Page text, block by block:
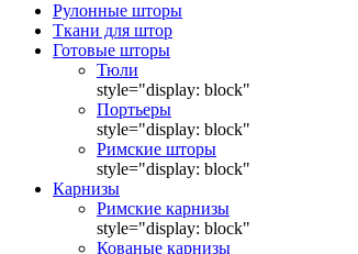
Рулонные шторы
Ткани для штор
Готовые шторы
Тюли
style="display: block"
Портьеры
style="display: block"
Римские шторы
style="display: block"
Карнизы
Римские карнизы
style="display: block"
Кованые карнизы